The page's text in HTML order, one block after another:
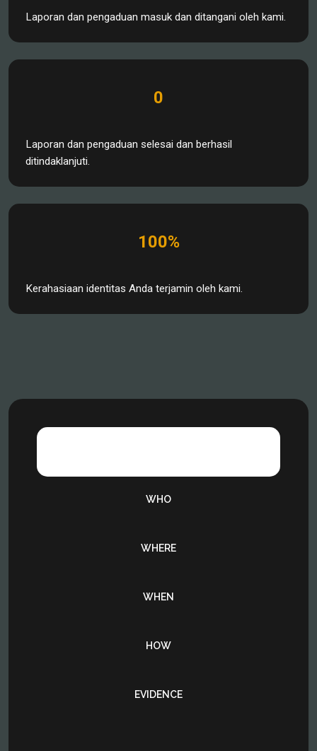
Laporan dan pengaduan masuk dan ditangani oleh kami.
0
Laporan dan pengaduan selesai dan berhasil
ditindaklanjuti.
100%
Kerahasiaan identitas Anda terjamin oleh kami.
WHO
WHERE
WHEN
HOW
EVIDENCE